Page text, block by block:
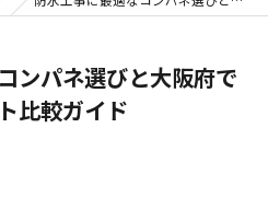
ンパネ選びと大阪府で
比較ガイド